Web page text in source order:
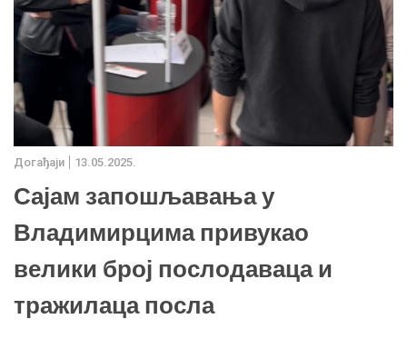
Дoгађаjи 13.05.2025.
Сајам запошљавања у
Владимирцима привукао
велики број послодаваца и
тражилаца посла